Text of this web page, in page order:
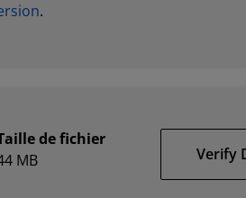
.
de fichier
MB
Verify